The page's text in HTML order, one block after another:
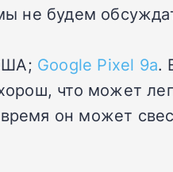
не будем
Google Pixel 9a.
что может
он может